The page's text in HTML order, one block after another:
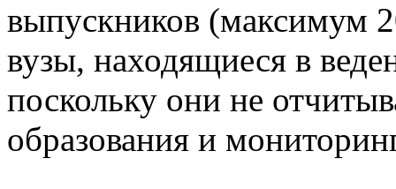
выпускников (максимум
вузы, находящиеся в
поскольку они не
образования и